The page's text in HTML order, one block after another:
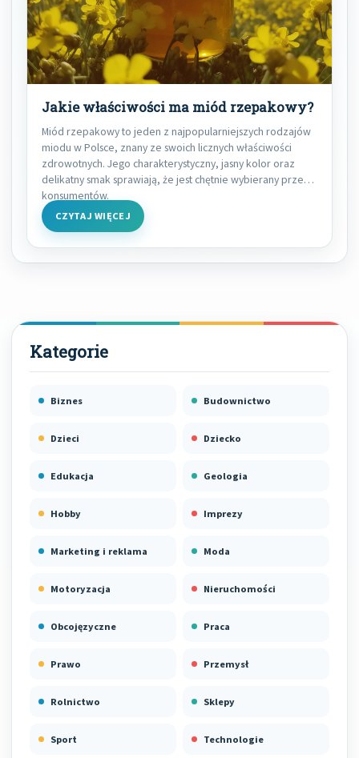
Jakie właściwości ma miód rzepakowy?
Miód rzepakowy to jeden z najpopularniejszych rodzajów
miodu w Polsce, znany ze swoich licznych właściwości
zdrowotnych. Jego charakterystyczny, jasny kolor oraz
delikatny smak sprawiają, że jest chętnie wybierany przez
konsumentów.
CZYTAJ WIĘCEJ
Biznes Budownictwo
Dzieci Dziecko
Edukacja Geologia
Hobby Imprezy
Marketing i reklama Moda
Motoryzacja Nieruchomości
Obcojęzyczne Praca
Prawo Przemysł
Rolnictwo Sklepy
Sport Technologie